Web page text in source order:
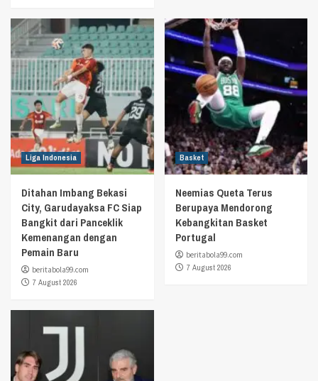
Liga Indonesia
Ditahan Imbang Bekasi
City, Garudayaksa FC Siap
Bangkit dari Panceklik
Kemenangan dengan
Pemain Baru
beritabola99.com
7 August 2026
Basket
Neemias Queta Terus
Berupaya Mendorong
Kebangkitan Basket
Portugal
beritabola99.com
7 August 2026